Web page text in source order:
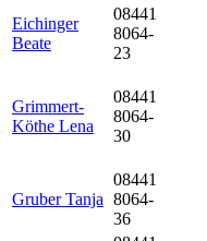
Eichinger
Beate
08441
8064-
23
Grimmert-
Köthe Lena
08441
8064-
30
Gruber Tanja
08441
8064-
36